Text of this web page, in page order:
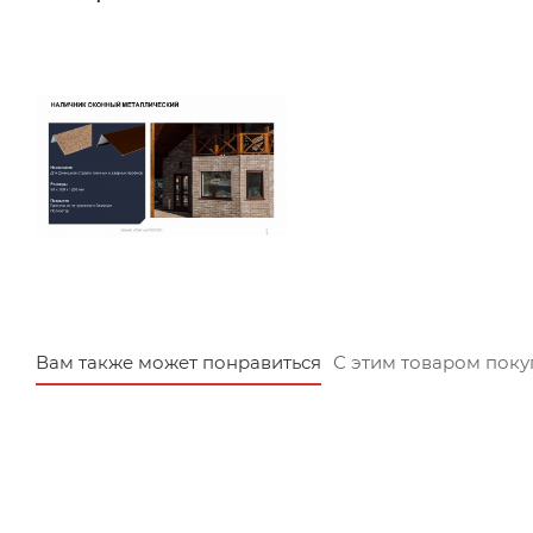
Вам также может понравиться С этим товаром